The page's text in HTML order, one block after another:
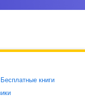
Бесплатные книги